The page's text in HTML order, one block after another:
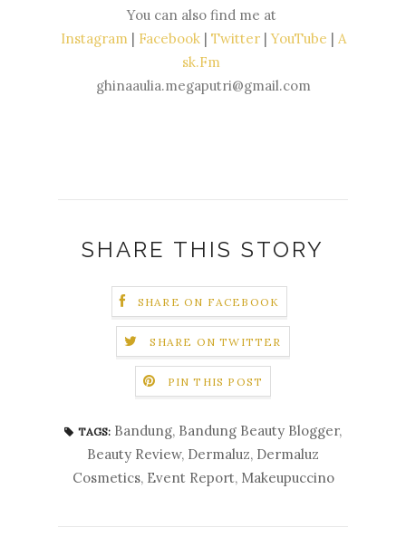
You can also find me at
Instagram | Facebook| Twitter|YouTube | A
sk.Fm
ghinaaulia.megaputri@gmail.com
SHARE THIS STORY
SHARE ON FACEBOOK
SHARE ON TWITTER
PIN THIS POST
TAGS: Bandung, Bandung Beauty Blogger,
Beauty Review, Dermaluz, Dermaluz
Cosmetics, Event Report, Makeupuccino